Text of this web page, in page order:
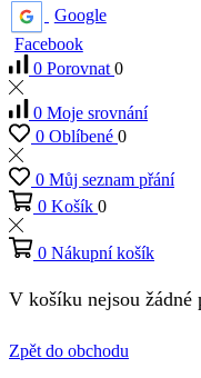
Google
Facebook
0 Porovnat 0
0 Moje srovnání
0 Oblíbené 0
0 Můj seznam přání
0 Košík 0
0 Nákupní košík
V košíku nejsou žádné
Zpět do obchodu